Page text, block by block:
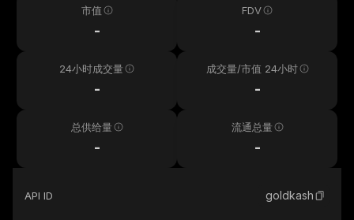
市值
-
FDV
-
24小时成交量
-
成交量/市值 24小时
-
总供给量
-
流通总量
-
API ID goldkash